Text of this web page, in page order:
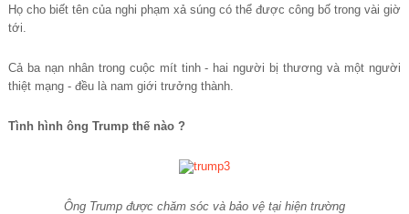
Họ cho biết tên của nghi phạm xả súng có thể được công bố trong vài giờ
tới.
Cả ba nạn nhân trong cuộc mít tinh - hai người bị thương và một người
thiệt mạng - đều là nam giới trưởng thành.
Tình hình ông Trump thế nào ?
Ông Trump được chăm sóc và bảo vệ tại hiện trường